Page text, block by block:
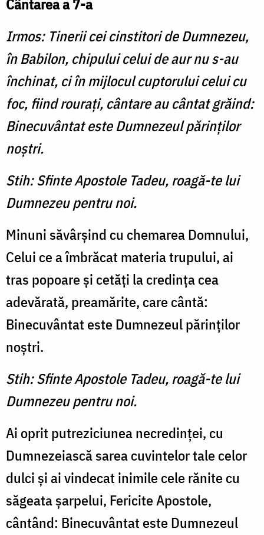
Cântarea a 7-a
Irmos: Tinerii cei cinstitori de Dumnezeu,
în Babilon, chipului celui de aur nu s-au
închinat, ci în mijlocul cuptorului celui cu
foc, fiind rouraţi, cântare au cântat grăind:
Binecuvântat este Dumnezeul părinţilor
noştri.
Stih: Sfinte Apostole Tadeu, roagă-te lui
Dumnezeu pentru noi.
Minuni săvârşind cu chemarea Domnului,
Celui ce a îmbrăcat materia trupului, ai
tras popoare şi cetăţi la credinţa cea
adevărată, preamărite, care cântă:
Binecuvântat este Dumnezeul părinţilor
noştri.
Stih: Sfinte Apostole Tadeu, roagă-te lui
Dumnezeu pentru noi.
Ai oprit putreziciunea necredinţei, cu
Dumnezeiască sarea cuvintelor tale celor
dulci şi ai vindecat inimile cele rănite cu
săgeata şarpelui, Fericite Apostole,
cântând: Binecuvântat este Dumnezeul